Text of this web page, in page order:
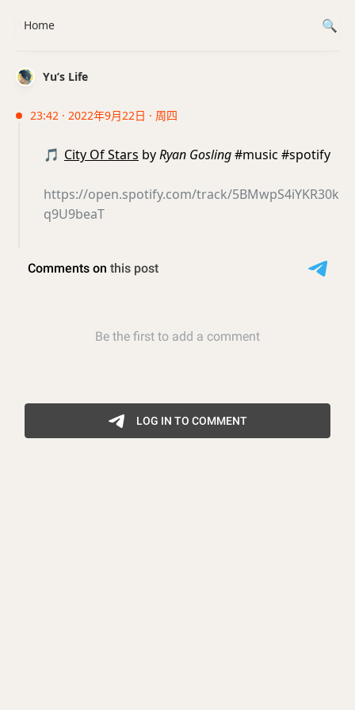
Yu’s Life
23:42 · 2022年9月22日 · 周四
🎵 City Of Stars byRyan Gosling#music #spotify
https://open.spotify.com/track/5BMwpS4iYKR30k
q9U9beaT
Home